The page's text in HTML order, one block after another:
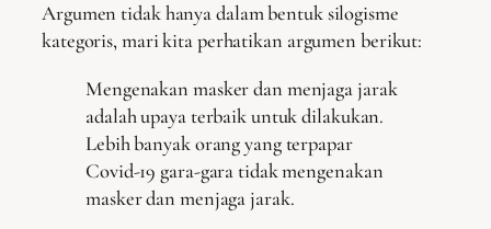
Argumen tidak hanya dalam bentuk silogisme
kategoris, mari kita perhatikan argumen berikut:
Mengenakan masker dan menjaga jarak
adalah upaya terbaik untuk dilakukan.
Lebih banyak orang yang terpapar
Covid-19 gara-gara tidak mengenakan
masker dan menjaga jarak.